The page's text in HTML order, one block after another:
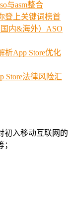
与asm整合
登上关键词榜首
内&海外）ASO
析App Store优化
Store法律风险汇
初入移动互联网的